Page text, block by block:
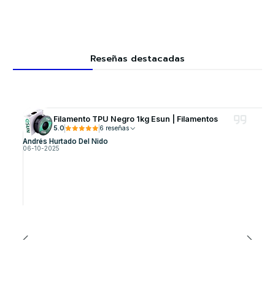
Reseñas destacadas
Filamento TPU Negro 1kg Esun | Filamentos
5.0 6 reseñas
Andrés Hurtado Del Nido
06-10-2025